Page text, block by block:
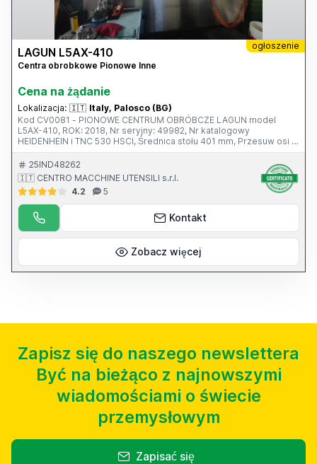
ogłoszenie
LAGUN L5AX-410
Centra obrobkowe Pionowe Inne
Cena na żądanie
Lokalizacja: 🇮🇹 Italy, Palosco (BG)
Kod CV0081 - PIONOWE CENTRUM OBRÓBCZE LAGUN model
L5AX-410, ROK: 2018, Nr seryjny: 49982, Nr katalogowy
HEIDENHEIN i TNC 530 HSCI, Średnica stołu 401 mm, Przesuw osi X
650 mm, Przesuw osi Y 700 mm, Przesuw osi Z 645 mm, Prędkość
obrotowa wrzeciona 12 000 obr./min, Stożek wrzeciona BT 40,
Magazyn narzędzi na 30 narzędzi, Masa 9500 kg, Wyjścia
komunikacyjne RS-232, Ethernet i USB, Akcesoria: Łańcuchowy
transporter wiórów, Chłodziwo wrzecionowe z pompą 20 barów i
filtrem 25 mikronów, Liniały optyczne w osiach X-Y-Z, Enkodery
bezpośrednie w osiach A i C, DANE NIEWIĄŻĄCE DO WERYFIKACJI
25IND48262
🇮🇹 CENTRO MACCHINE UTENSILI s.r.l.
4.2
5
Kontakt
Zobacz więcej
Zapisz się do naszego newslettera
Być na bieżąco z najnowszymi
wiadomościami o świecie
przemysłowym
Zapisać się